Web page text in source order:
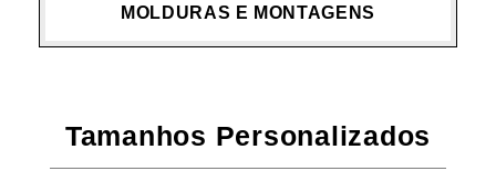
MOLDURAS E MONTAGENS
Tamanhos Personalizados